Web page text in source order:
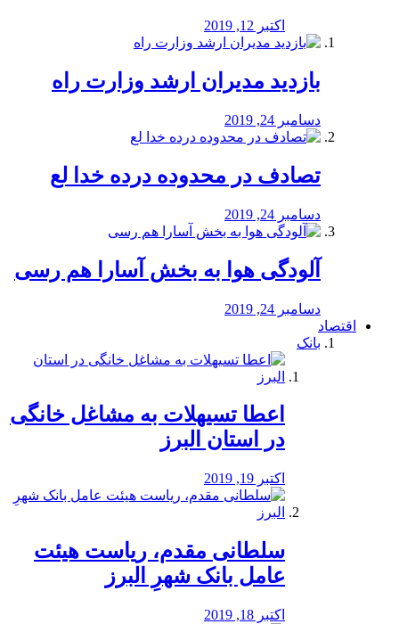
اکتبر 12, 2019
بازدید مدیران ارشد وزارت راه
دسامبر 24, 2019
تصادف در محدوده درده خدا لع
دسامبر 24, 2019
آلودگی هوا به بخش آسارا هم رسی
دسامبر 24, 2019
اقتصاد
بانک
️اعطا تسیهلات به مشاغل خانگی
در استان البرز
اکتبر 19, 2019
سلطانی مقدم، ریاست هیئت
عامل بانک شهرِ البرز
اکتبر 18, 2019